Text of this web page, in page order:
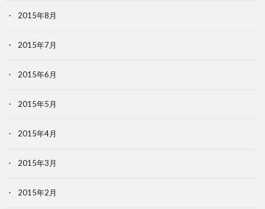
2015年8月
2015年7月
2015年6月
2015年5月
2015年4月
2015年3月
2015年2月